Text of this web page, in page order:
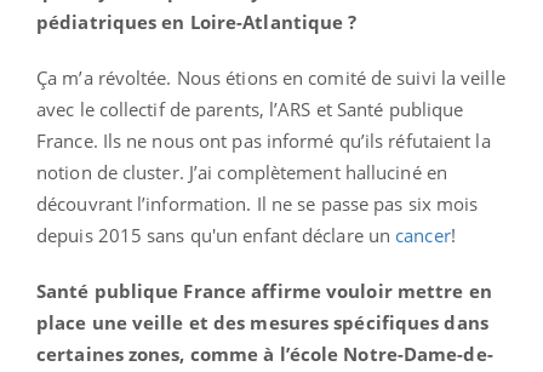
pédiatriques en Loire-Atlantique ?
Ça m’a révoltée. Nous étions en comité de suivi la veille
avec le collectif de parents, l’ARS et Santé publique
France. Ils ne nous ont pas informé qu’ils réfutaient la
notion de cluster. J’ai complètement halluciné en
découvrant l’information. Il ne se passe pas six mois
depuis 2015 sans qu'un enfant déclare un cancer!
Santé publique France affirme vouloir mettre en
place une veille et des mesures spécifiques dans
certaines zones, comme à l’école Notre-Dame-de-